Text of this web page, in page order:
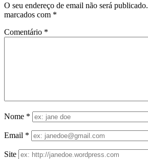
O seu endereço de email não será publicado.
marcados com *
Comentário *
Nome *
Email *
Site